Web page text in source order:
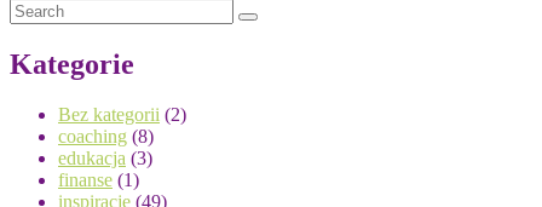
Kategorie
Bez kategorii (2)
coaching (8)
edukacja (3)
finanse (1)
inspiracje (49)